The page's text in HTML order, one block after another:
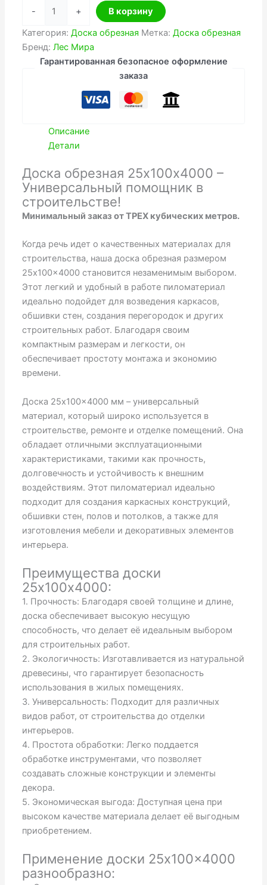
-
Доска
обрезная
размер
+
В корзину
Категория:Доска обрезная Метка:Доска обрезная
Бренд:Лес Мира
Гарантированная безопасное оформление
заказа
Описание
Детали
Доска обрезная 25х100х4000 –
Универсальный помощник в
строительстве!
Минимальный заказ от ТРЕХ кубических метров.
Когда речь идет о качественных материалах для
строительства, наша доска обрезная размером
25x100x4000 становится незаменимым выбором.
Этот легкий и удобный в работе пиломатериал
идеально подойдет для возведения каркасов,
обшивки стен, создания перегородок и других
строительных работ. Благодаря своим
компактным размерам и легкости, он
обеспечивает простоту монтажа и экономию
времени.
Доска 25x100x4000 мм – универсальный
материал, который широко используется в
строительстве, ремонте и отделке помещений. Она
обладает отличными эксплуатационными
характеристиками, такими как прочность,
долговечность и устойчивость к внешним
воздействиям. Этот пиломатериал идеально
подходит для создания каркасных конструкций,
обшивки стен, полов и потолков, а также для
изготовления мебели и декоративных элементов
интерьера.
Преимущества доски
25х100х4000:
1. Прочность: Благодаря своей толщине и длине,
доска обеспечивает высокую несущую
способность, что делает её идеальным выбором
для строительных работ.
2. Экологичность: Изготавливается из натуральной
древесины, что гарантирует безопасность
использования в жилых помещениях.
3. Универсальность: Подходит для различных
видов работ, от строительства до отделки
интерьеров.
4. Простота обработки: Легко поддается
обработке инструментами, что позволяет
создавать сложные конструкции и элементы
декора.
5. Экономическая выгода: Доступная цена при
высоком качестве материала делает её выгодным
приобретением.
Применение доски 25x100x4000
разнообразно: